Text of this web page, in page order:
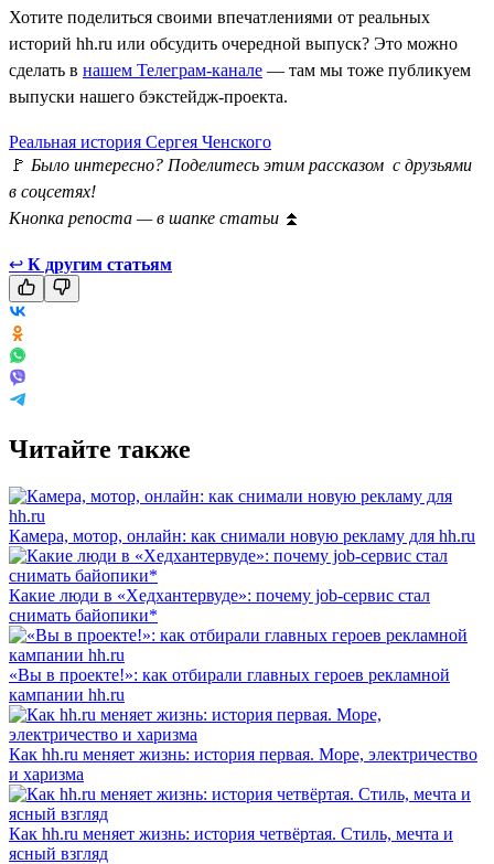
Хотите поделиться своими впечатлениями от реальных
историй hh.ru или обсудить очередной выпуск? Это можно
сделать в нашем Телеграм-канале — там мы тоже публикуем
выпуски нашего бэкстейдж-проекта.
Реальная история Сергея Ченского
🚩 Было интересно? Поделитесь этим рассказом с друзьями
в соцсетях!
Кнопка репоста — в шапке статьи ⏫
↩ К другим статьям
Читайте также
Камера, мотор, онлайн: как снимали новую рекламу для hh.ru
Какие люди в «Хедхантервуде»: почему job-сервис стал
снимать байопики*
«Вы в проекте!»: как отбирали главных героев рекламной
кампании hh.ru
Как hh.ru меняет жизнь: история первая. Море, электричество
и харизма
Как hh.ru меняет жизнь: история четвёртая. Стиль, мечта и
ясный взгляд